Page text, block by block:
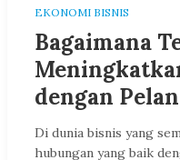
EKONOMI BISNIS
Bagaimana
dengan
Di dunia bisnis yang
hubungan yang baik